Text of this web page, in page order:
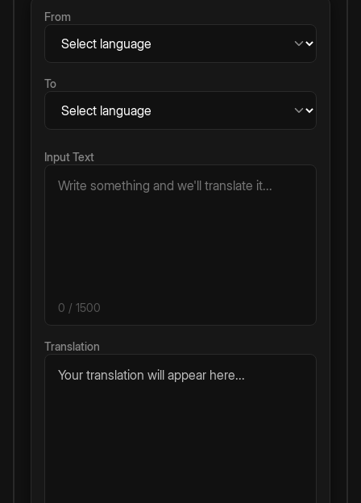
From
To
Input Text
0 / 1500
Translation
Your translation will appear here...